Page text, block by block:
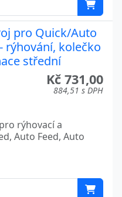
pro Quick/Auto
rýhování, kolečko
střední
Kč 731,00
884,51 s DPH
rýhovací a
Auto Feed, Auto